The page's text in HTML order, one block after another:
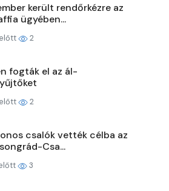
került rendőrkézre az
ügyében...
2
fogták el az ál-
2
csalók vették célba az
Csa...
3